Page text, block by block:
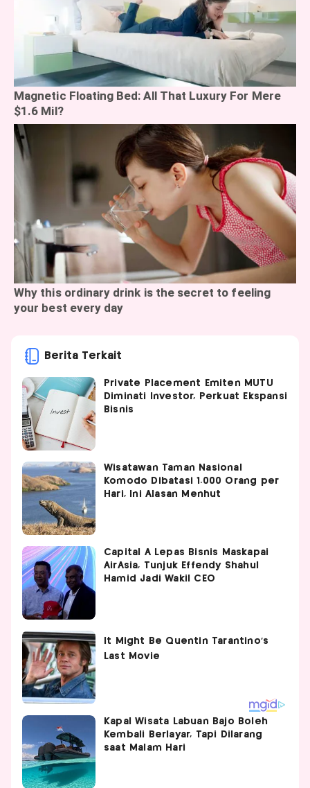
Berita Terkait
Private Placement Emiten MUTU
Diminati Investor, Perkuat Ekspansi
Bisnis
Wisatawan Taman Nasional
Komodo Dibatasi 1.000 Orang per
Hari, Ini Alasan Menhut
Capital A Lepas Bisnis Maskapai
AirAsia, Tunjuk Effendy Shahul
Hamid Jadi Wakil CEO
Kapal Wisata Labuan Bajo Boleh
Kembali Berlayar, Tapi Dilarang
saat Malam Hari